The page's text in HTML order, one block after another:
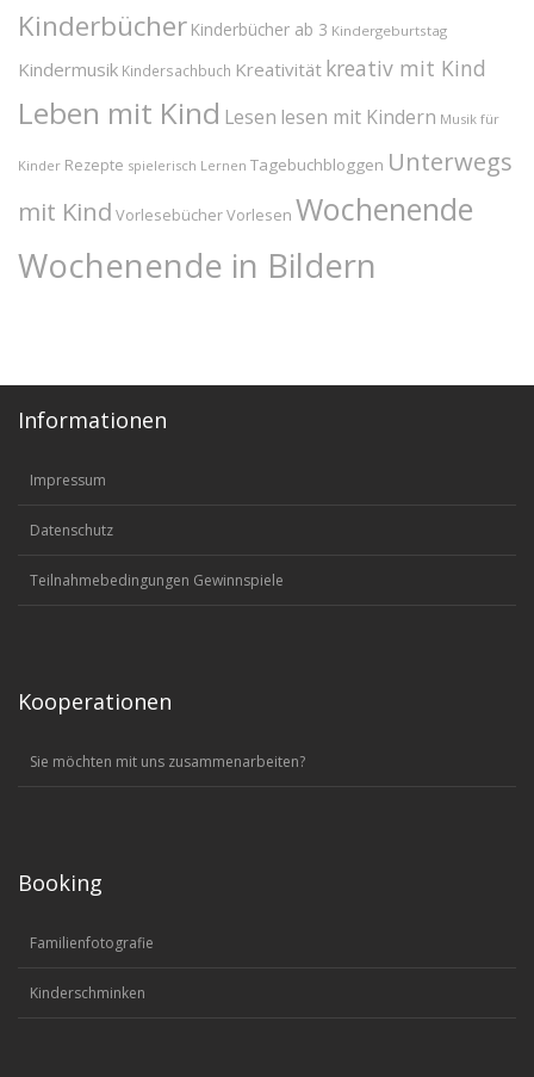
Kinderbücher Kinderbücher ab 3 Kindergeburtstag
Kindermusik Kindersachbuch Kreativität kreativ mit Kind
Leben mit Kind Lesen lesen mit Kindern Musik für
Kinder Rezepte spielerisch Lernen Tagebuchbloggen Unterwegs
mit Kind VorlesebücherVorlesen Wochenende
Wochenende in Bildern
Informationen
Impressum
Datenschutz
Teilnahmebedingungen Gewinnspiele
Kooperationen
Sie möchten mit uns zusammenarbeiten?
Booking
Familienfotografie
Kinderschminken